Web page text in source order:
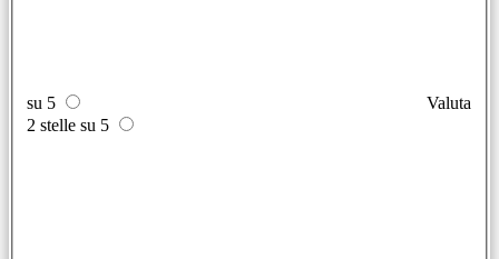
su 5
Valuta
2 stelle su 5